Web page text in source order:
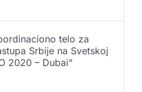
telo za
Srbije na Svetskoj
2020 – Dubai“